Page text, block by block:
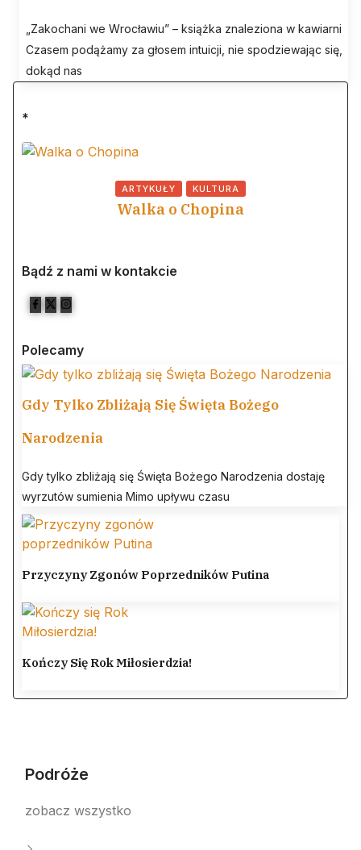
„Zakochani we Wrocławiu” – książka znaleziona w kawiarni
Czasem podążamy za głosem intuicji, nie spodziewając się,
dokąd nas
*
ARTYKUŁY KULTURA
Walka o Chopina
Bądź z nami w kontakcie
Polecamy
Gdy Tylko Zbliżają Się Święta Bożego
Narodzenia
Gdy tylko zbliżają się Święta Bożego Narodzenia dostaję
wyrzutów sumienia Mimo upływu czasu
Przyczyny Zgonów Poprzedników Putina
Kończy Się Rok Miłosierdzia!
Podróże
zobacz wszystko